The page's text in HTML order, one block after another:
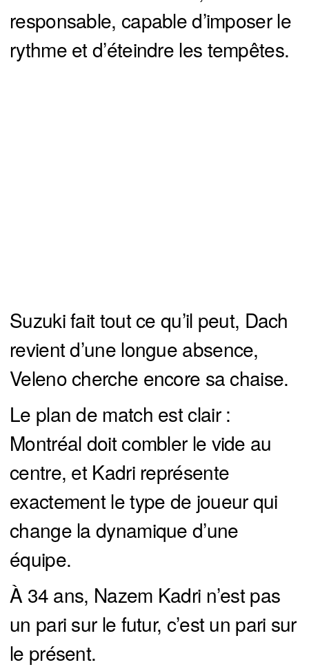
responsable, capable d’imposer le
rythme et d’éteindre les tempêtes.
Suzuki fait tout ce qu’il peut, Dach
revient d’une longue absence,
Veleno cherche encore sa chaise.
Le plan de match est clair :
Montréal doit combler le vide au
centre, et Kadri représente
exactement le type de joueur qui
change la dynamique d’une
équipe.
À 34 ans, Nazem Kadri n’est pas
un pari sur le futur, c’est un pari sur
le présent.